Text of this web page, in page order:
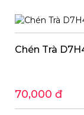
Chén Trà
70,000 đ